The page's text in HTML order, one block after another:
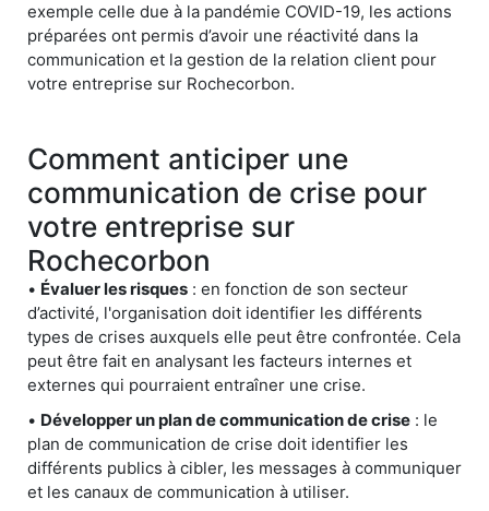
exemple celle due à la pandémie COVID-19, les actions
préparées ont permis d’avoir une réactivité dans la
communication et la gestion de la relation client pour
votre entreprise sur Rochecorbon.
Comment anticiper une
communication de crise pour
votre entreprise sur
Rochecorbon
• Évaluer les risques : en fonction de son secteur
d’activité, l'organisation doit identifier les différents
types de crises auxquels elle peut être confrontée. Cela
peut être fait en analysant les facteurs internes et
externes qui pourraient entraîner une crise.
• Développer un plan de communication de crise : le
plan de communication de crise doit identifier les
différents publics à cibler, les messages à communiquer
et les canaux de communication à utiliser.